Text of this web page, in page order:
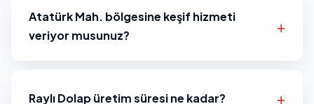
Atatürk Mah. bölgesine keşif hizmeti
veriyor musunuz?
Raylı Dolap üretim süresi ne kadar?